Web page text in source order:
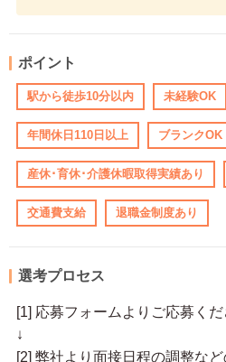
ポイント
駅から徒歩10分以内 未経験OK
年間休日110日以上 ブランクOK
産休･育休･介護休暇取得実績あり
交通費支給 退職金制度あり
選考プロセス
[1] 応募フォームよりご応募くだ
↓
[2] 弊社より面接日程の調整な